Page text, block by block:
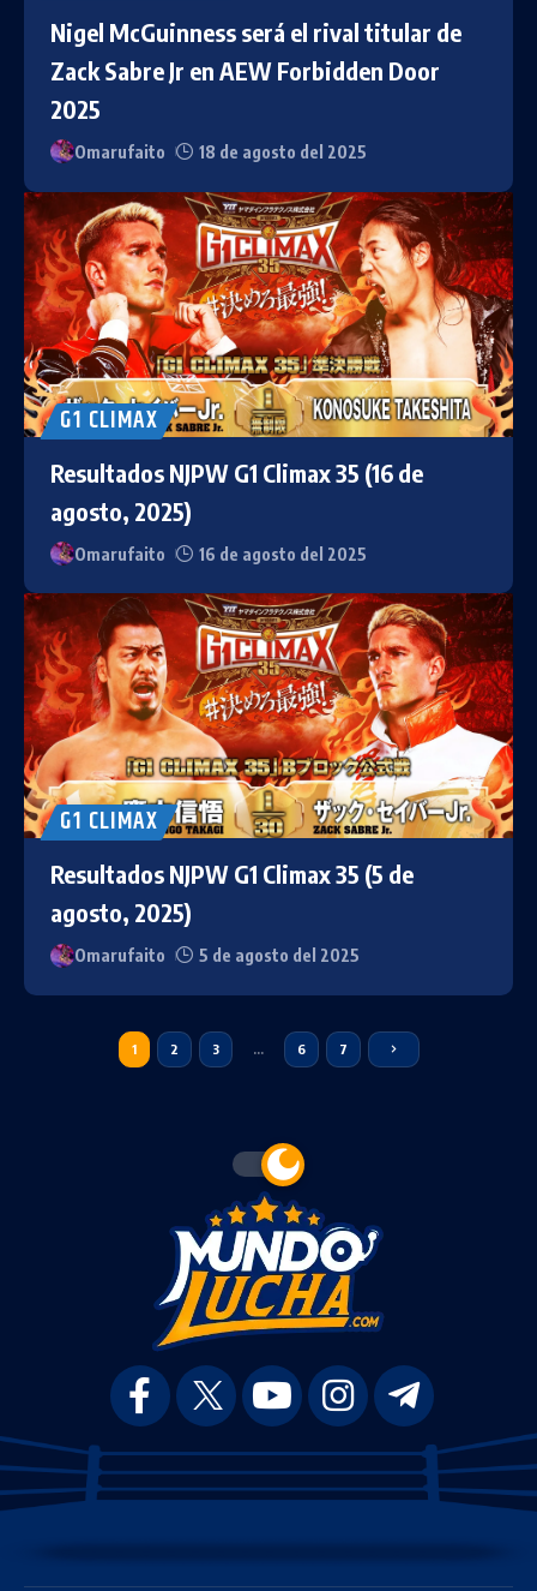
Nigel McGuinness será el rival titular de
Zack Sabre Jr en AEW Forbidden Door
2025
Omarufaito 18 de agosto del 2025
G1 CLIMAX
Resultados NJPW G1 Climax 35 (16 de
agosto, 2025)
Omarufaito 16 de agosto del 2025
G1 CLIMAX
Resultados NJPW G1 Climax 35 (5 de
agosto, 2025)
Omarufaito 5 de agosto del 2025
1 2 3 … 6 7